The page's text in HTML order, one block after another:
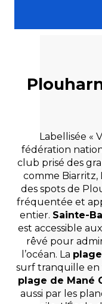
Labellisée «
fédération
club prisé des
comme Biarritz,
des spots de
fréquentée et
entier. Sainte-
est accessible
rêvé pour
l’océan. La
surf tranquille en
plage de Mané
aussi par les